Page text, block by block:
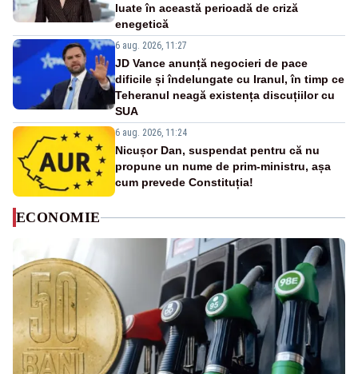
luate în această perioadă de criză
enegetică
6 aug. 2026, 11:27
JD Vance anunță negocieri de pace
dificile și îndelungate cu Iranul, în timp ce
Teheranul neagă existența discuțiilor cu
SUA
6 aug. 2026, 11:24
Nicușor Dan, suspendat pentru că nu
propune un nume de prim-ministru, așa
cum prevede Constituția!
ECONOMIE